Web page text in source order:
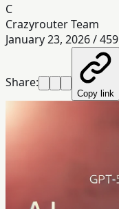
C
Crazyrouter Team
January 23, 2026/459
Share:
Copy link